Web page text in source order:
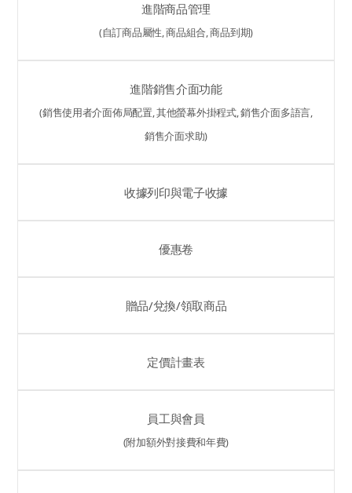
進階商品管理
(自訂商品屬性, 商品組合, 商品到期)
進階銷售介面功能
(銷售使用者介面佈局配置, 其他螢幕外掛程式, 銷售介面多語言,
銷售介面求助)
收據列印與電子收據
優惠卷
贈品/兌換/領取商品
定價計畫表
員工與會員
(附加額外對接費和年費)